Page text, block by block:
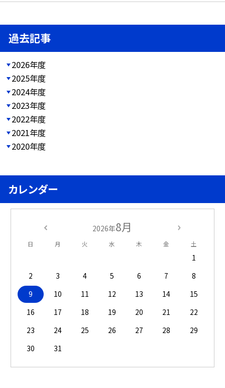
過去記事
2026年度
2025年度
2024年度
2023年度
2022年度
2021年度
2020年度
カレンダー
2026年8月
日 月 火 水 木 金 土
1
2
3 4 5 6 7
8
9
10 11 12 13 14
15
16
17 18 19 20 21
22
23
24 25 26 27 28
29
30
31